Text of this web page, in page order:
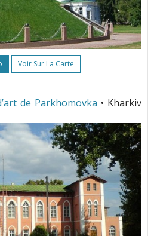
Voir Sur La Carte
de Parkhomovka • Kharkiv